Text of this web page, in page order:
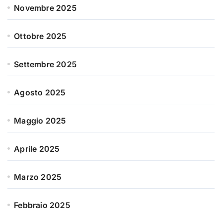
Novembre 2025
Ottobre 2025
Settembre 2025
Agosto 2025
Maggio 2025
Aprile 2025
Marzo 2025
Febbraio 2025